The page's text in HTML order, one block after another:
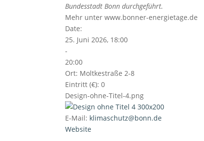
Bundesstadt Bonn durchgeführt.
Mehr unter www.bonner-energietage.de
Date:
25. Juni 2026, 18:00
-
20:00
Ort: Moltkestraße 2-8
Eintritt (€):0
Design-ohne-Titel-4.png
E-Mail: klimaschutz@bonn.de
Website